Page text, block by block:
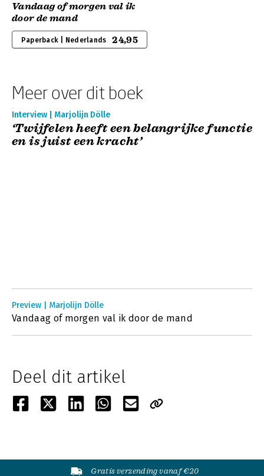
Vandaag of morgen val ik
door de mand
Paperback | Nederlands 24,95
Meer over dit boek
Interview | Marjolijn Dölle
‘Twijfelen heeft een belangrijke functie
en is juist een kracht’
Preview | Marjolijn Dölle
Vandaag of morgen val ik door de mand
Deel dit artikel
Gratis verzending vanaf €20